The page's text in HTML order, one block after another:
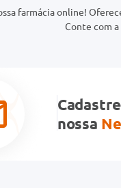
farmácia online!
Conte com a
nossa